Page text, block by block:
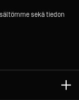
sekä tiedon